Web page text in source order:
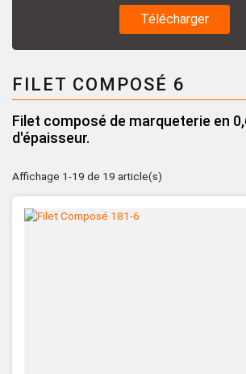
Télécharger
FILET COMPOSÉ 6
Filet composé de marqueterie en
d'épaisseur.
Affichage 1-19 de 19 article(s)